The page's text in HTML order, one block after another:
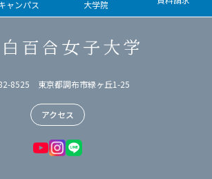
ャンパス
大学院
8525 東京都調布市緑ヶ丘1-25
アクセス